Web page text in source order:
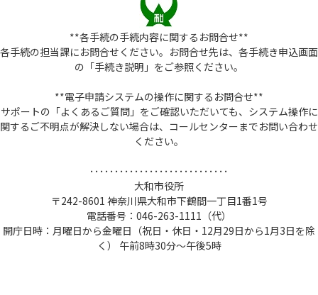
**各手続の手続内容に関するお問合せ**
各手続の担当課にお問合せください。お問合せ先は、各手続き申込画面
の「手続き説明」をご参照ください。
**電子申請システムの操作に関するお問合せ**
サポートの「よくあるご質問」をご確認いただいても、システム操作に
関するご不明点が解決しない場合は、コールセンターまでお問い合わせ
ください。
････････････････････････････
大和市役所
〒242-8601 神奈川県大和市下鶴間一丁目1番1号
電話番号：046-263-1111（代）
開庁日時：月曜日から金曜日（祝日・休日・12月29日から1月3日を除
く） 午前8時30分～午後5時